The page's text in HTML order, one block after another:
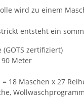
wird zu einem
entsteht ein
zertifiziert)
90 Meter
18 Maschen x 27
Wollwaschprogramm